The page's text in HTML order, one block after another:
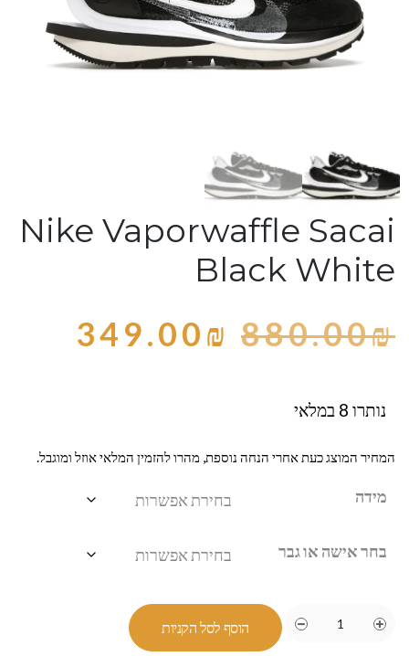
Nike Vaporwaffle Sacai
Black White
880.00₪
349.00₪
נותרו 8 במלאי
המחיר המוצג כעת אחרי הנחה נוספת, מהרו להזמין המלאי אוזל ומוגבל.
מידה
בחר אישה או גבר
הוסף לסל הקניות